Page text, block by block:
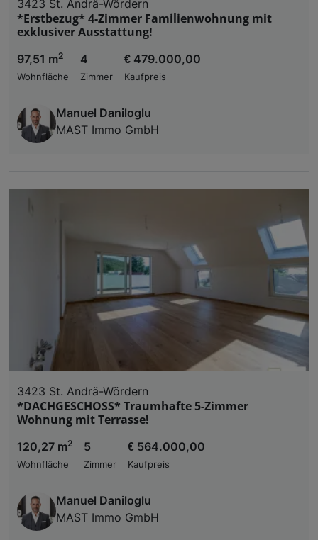
3423 St. Andrä-Wördern
*Erstbezug* 4-Zimmer Familienwohnung mit
exklusiver Ausstattung!
97,51 m2
Wohnfläche
4
Zimmer
€ 479.000,00
Kaufpreis
Manuel Daniloglu
MAST Immo GmbH
3423 St. Andrä-Wördern
*DACHGESCHOSS* Traumhafte 5-Zimmer
Wohnung mit Terrasse!
120,27 m2
Wohnfläche
5
Zimmer
€ 564.000,00
Kaufpreis
Manuel Daniloglu
MAST Immo GmbH